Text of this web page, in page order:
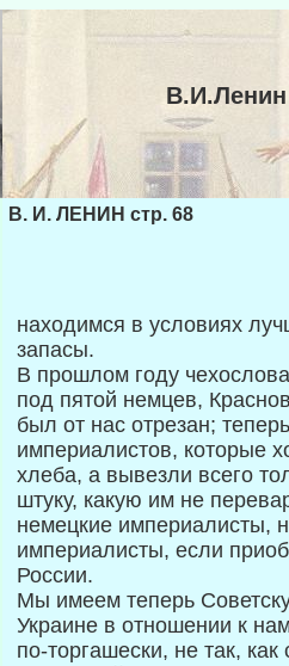
В. И. ЛЕНИН стр. 68
находимся в условиях
запасы.
В прошлом году
под пя­той немцев,
был от нас отре­зан;
империалистов, которые
хлеба, а вывезли всего
штуку, какую им не
немецкие империалисты,
империалисты, если
России.
Мы имеем теперь
Украине в от­ношении к
по-торгашески, не так,